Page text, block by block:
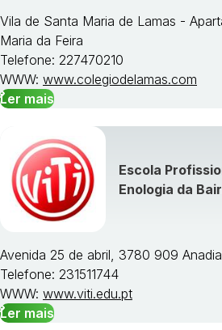
Vila de Santa Maria de Lamas -
Maria da Feira
Telefone: 227470210
WWW: www.colegiodelamas.com
Ler mais
Escola
Enologia da
Avenida 25 de abril, 3780 909 Anadia
Telefone: 231511744
WWW: www.viti.edu.pt
Ler mais